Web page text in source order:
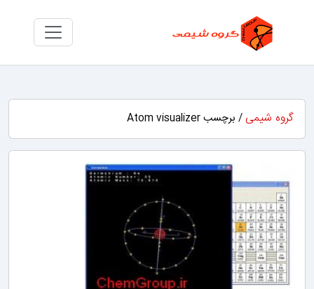
گروه شیمی / برچسب Atom visualizer